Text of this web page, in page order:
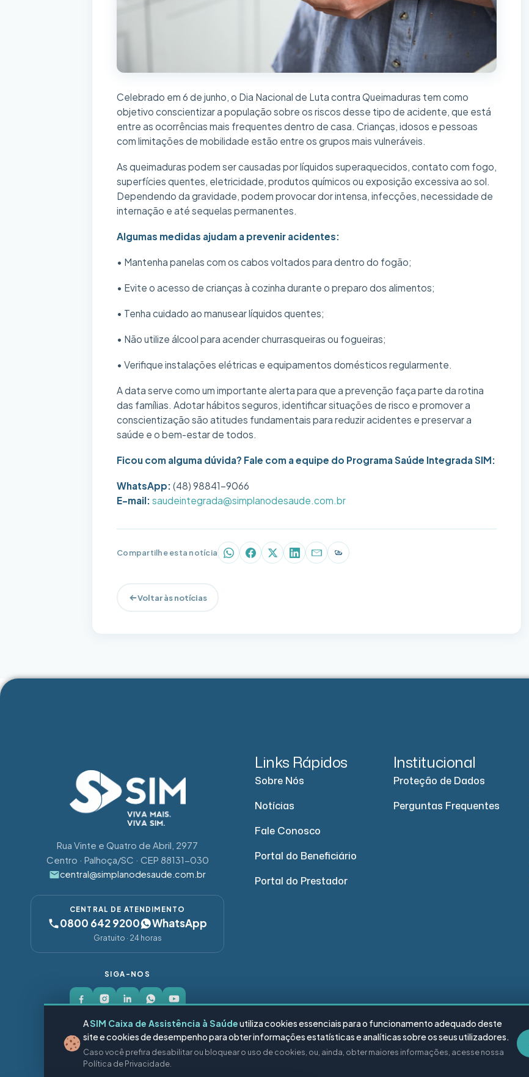
Celebrado em 6 de junho, o Dia Nacional de Luta contra Queimaduras tem como
objetivo conscientizar a população sobre os riscos desse tipo de acidente, que está
entre as ocorrências mais frequentes dentro de casa. Crianças, idosos e pessoas
com limitações de mobilidade estão entre os grupos mais vulneráveis.
As queimaduras podem ser causadas por líquidos superaquecidos, contato com fogo,
superfícies quentes, eletricidade, produtos químicos ou exposição excessiva ao sol.
Dependendo da gravidade, podem provocar dor intensa, infecções, necessidade de
internação e até sequelas permanentes.
Algumas medidas ajudam a prevenir acidentes:
• Mantenha panelas com os cabos voltados para dentro do fogão;
• Evite o acesso de crianças à cozinha durante o preparo dos alimentos;
• Tenha cuidado ao manusear líquidos quentes;
• Não utilize álcool para acender churrasqueiras ou fogueiras;
• Verifique instalações elétricas e equipamentos domésticos regularmente.
A data serve como um importante alerta para que a prevenção faça parte da rotina
das famílias. Adotar hábitos seguros, identificar situações de risco e promover a
conscientização são atitudes fundamentais para reduzir acidentes e preservar a
saúde e o bem-estar de todos.
Ficou com alguma dúvida? Fale com a equipe do Programa Saúde Integrada SIM:
WhatsApp: (48) 98841-9066
E-mail: saudeintegrada@simplanodesaude.com.br
Compartilhe esta notícia WhatsApp
FacebookX (Twitter)
LinkedInE-mailCopiar link
Voltar às notícias
Rua Vinte e Quatro de Abril, 2977
Centro · Palhoça/SC · CEP 88131-030
central@simplanodesaude.com.br
CENTRAL DE ATENDIMENTO
0800 642 9200 WhatsApp
Gratuito · 24 horas
SIGA-NOS
Links Rápidos
Sobre Nós
Notícias
Fale Conosco
Portal do Beneficiário
Portal do Prestador
Institucional
Proteção de Dados
Perguntas Frequentes
© 2026 SIM Plano de Saúde – Todos os direitos reservados.
ASIM Caixa de Assistência à Saúdeutiliza cookies essenciais para o funcionamento adequado deste
site e cookies de desempenho para obter informações estatísticas e analíticas sobre os seus utilizadores.
Caso você prefira desabilitar ou bloquear o uso de cookies, ou, ainda, obter maiores informações, acesse nossa
Política de Privacidade.